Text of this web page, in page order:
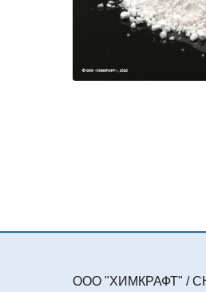
ООО "ХИМКРАФТ" /